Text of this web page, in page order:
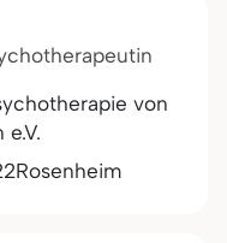
von
Rosenheim